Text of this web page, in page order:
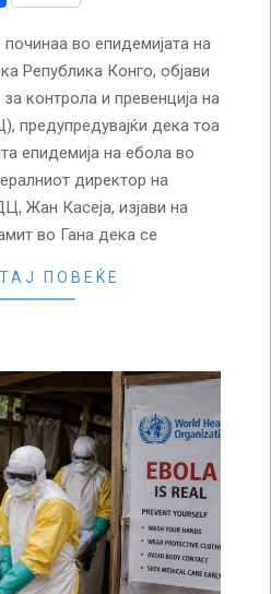
во епидемијата на
Република Конго, објави
контрола и превенција на
предупредувајќи дека тоа
епидемија на ебола во
директор на
Жан Касеја, изјави на
во Гана дека се
ПОВЕЌЕ